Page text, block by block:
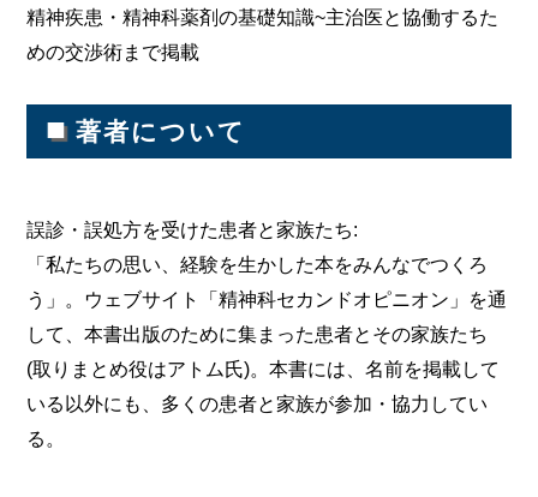
精神疾患・精神科薬剤の基礎知識~主治医と協働するた
めの交渉術まで掲載
■ 著者について
誤診・誤処方を受けた患者と家族たち:
「私たちの思い、経験を生かした本をみんなでつくろ
う」。ウェブサイト「精神科セカンドオピニオン」を通
して、本書出版のために集まった患者とその家族たち
(取りまとめ役はアトム氏)。本書には、名前を掲載して
いる以外にも、多くの患者と家族が参加・協力してい
る。